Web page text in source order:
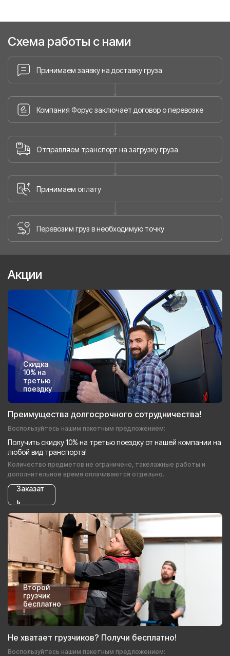
Схема работы с нами
Принимаем заявку на доставку груза
Компания Форус заключает договор о перевозке
Отправляем транспорт на загрузку груза
Принимаем оплату
Перевозим груз в необходимую точку
Акции
Скидка
10% на
третью
поездку
Преимущества долгосрочного сотрудничества!
Воспользуйтесь нашим пакетным предложением:
Получить скидку 10% на третью поездку от нашей компании на
любой вид транспорта!
Количество предметов не ограничено, такелажные работы и
дополнительное время оплачиваются отдельно.
Заказат
ь
Второй
грузчик
бесплатно
!
Не хватает грузчиков? Получи бесплатно!
Воспользуйтесь нашим пакетным предложением: